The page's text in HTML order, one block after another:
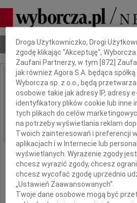
Nekrologi Odeszli Poradnik
IMIĘ I NAZWISKO:
REGION: Zielona Góra
DATA EMISJI: 23.12.2010
Dbamy o Twoją prywatność
Droga Użytkowniczko, Drogi
zgodę klikając "Akceptuję", Wyborcza
Zaufani Partnerzy, w tym [872 ]
jak również Agora S.A. będąca
Wyborcza sp. z o.o., będą
osobowe takie jak adresy IP, adresy
identyfikatory plików cookie lub inne
tych plikach do celów
na potrzeby wyświetlania reklam
Twoich zainteresowań i preferencji
aplikacjach i w Internecie lub
wyświetlanych. Wyrażenie zgody
chcesz wyrazić zgody, chcesz
chcesz wycofać zgodę uprzednio
„Ustawień Zaawansowanych”.
Twoje dane osobowe mogą być